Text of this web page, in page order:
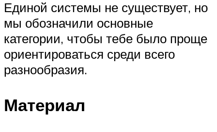
Единой системы не существует, но
мы обозначили основные
категории, чтобы тебе было проще
ориентироваться среди всего
разнообразия.
Материал